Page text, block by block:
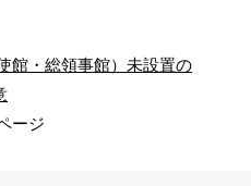
館・総領事館）未設置の
ージ